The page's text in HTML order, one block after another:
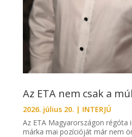
Az ETA nem csak a
2026. július 20. | INTERJÚ
Az ETA Magyarországon régóta
márka mai pozícióját már nem